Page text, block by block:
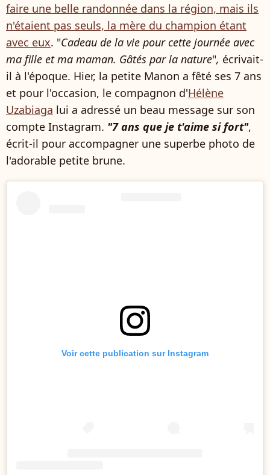
faire une belle randonnée dans la région, mais ils
n'étaient pas seuls, la mère du champion étant
avec eux. "Cadeau de la vie pour cette journée avec
ma fille et ma maman. Gâtés par la nature", écrivait-
il à l'époque. Hier, la petite Manon a fêté ses 7 ans
et pour l'occasion, le compagnon d'Hélène
Uzabiaga lui a adressé un beau message sur son
compte Instagram. "7 ans que je t'aime si fort",
écrit-il pour accompagner une superbe photo de
l'adorable petite brune.
Voir cette publication sur Instagram